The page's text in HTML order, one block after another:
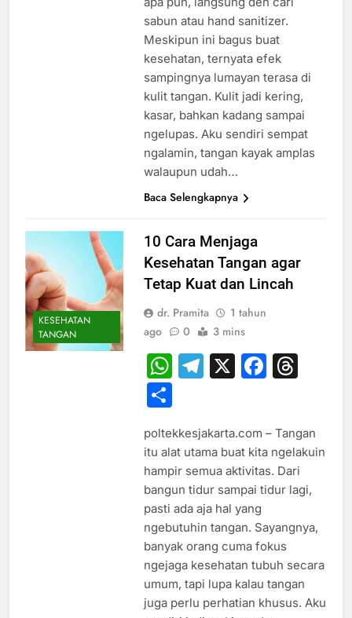
sabun atau hand sanitizer.
Meskipun ini bagus buat
kesehatan, ternyata efek
sampingnya lumayan terasa di
kulit tangan. Kulit jadi kering,
kasar, bahkan kadang sampai
ngelupas. Aku sendiri sempat
ngalamin, tangan kayak amplas
walaupun udah…
Baca Selengkapnya
KESEHATAN
TANGAN
10 Cara Menjaga
Kesehatan Tangan agar
Tetap Kuat dan Lincah
dr. Pramita
1 tahun
ago
0 3 mins
WhatsApp
Telegram
X
Share
poltekkesjakarta.com – Tangan
itu alat utama buat kita ngelakuin
hampir semua aktivitas. Dari
bangun tidur sampai tidur lagi,
pasti ada aja hal yang
ngebutuhin tangan. Sayangnya,
banyak orang cuma fokus
ngejaga kesehatan tubuh secara
umum, tapi lupa kalau tangan
juga perlu perhatian khusus. Aku